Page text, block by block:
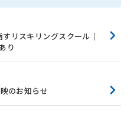
リスキリングスクール｜
り
のお知らせ